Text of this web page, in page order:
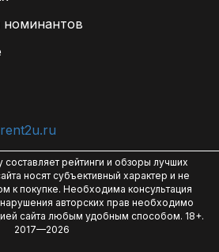
номинантов
rent2u.ru
рейтинги и обзоры лучших
носят субъективный характер и не
к покупке. Необходима консультация
авторских прав необходимо
сайта любым удобным способом. 18+.
2017—2026